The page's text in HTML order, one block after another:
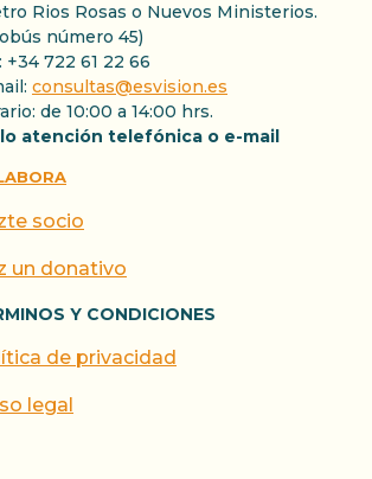
Rios Rosas o Nuevos Ministerios.
número 45)
+34 722 61 22 66
consultas@esvision.es
de 10:00 a 14:00 hrs.
atención telefónica o e-mail
socio
un donativo
Y CONDICIONES
de privacidad
legal